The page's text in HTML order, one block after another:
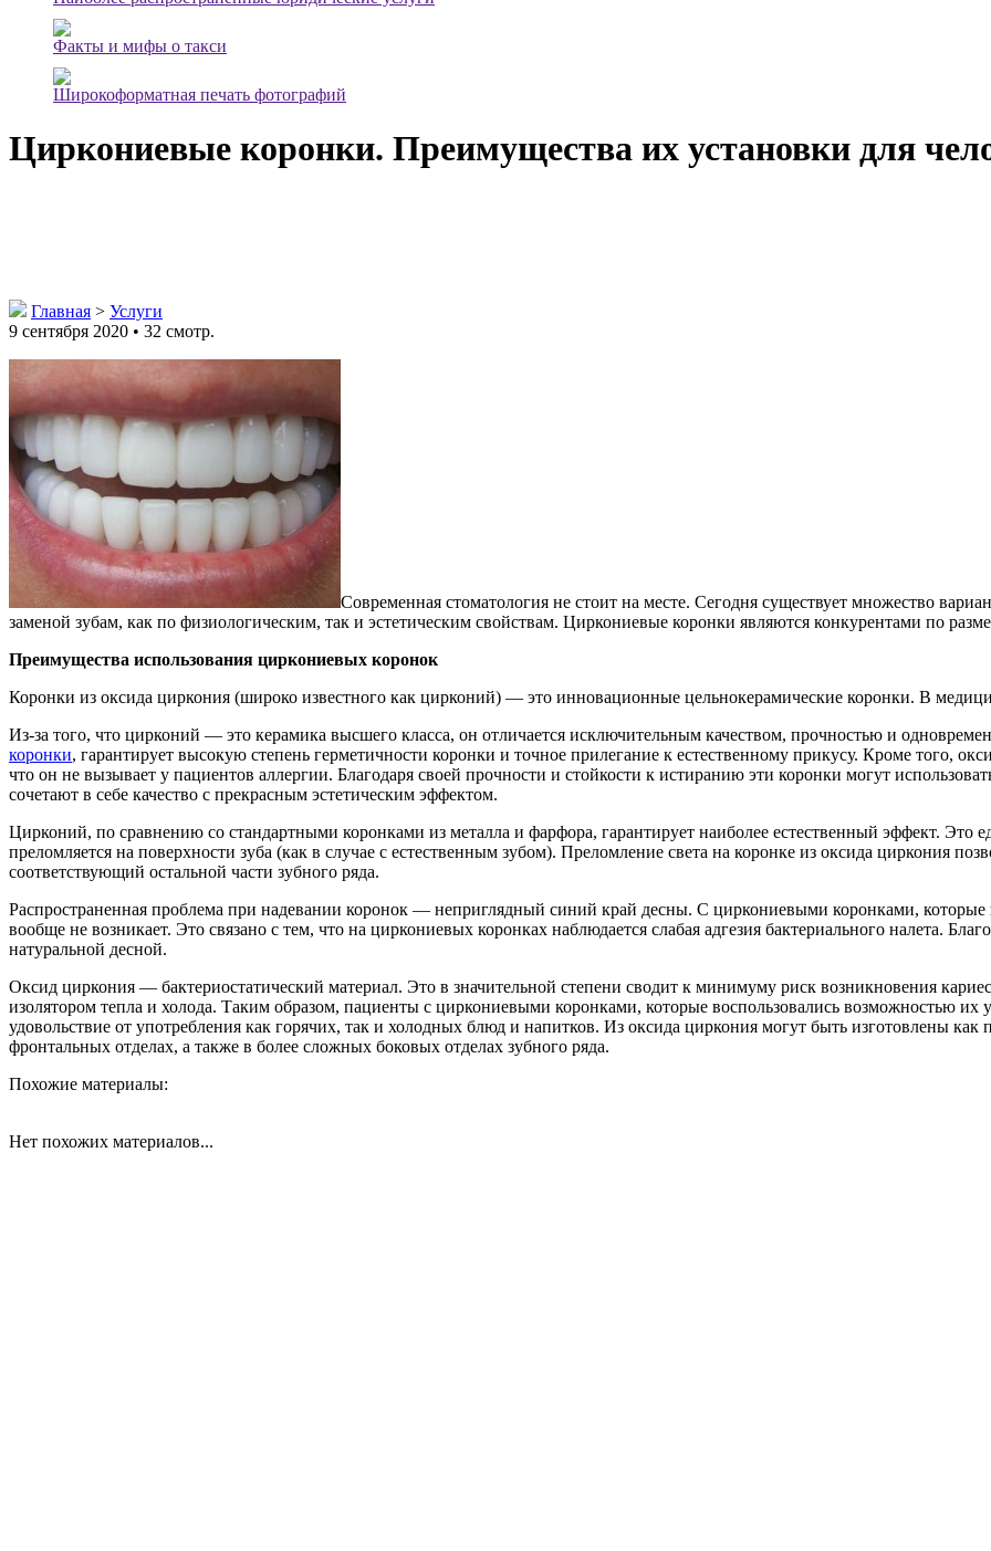
Факты и мифы о такси
Широкоформатная печать фотографий
Циркониевые коронки. Преимущества их установки для
Главная > Услуги
9 сентября 2020 • 32 смотр.
Современная стоматология не стоит на месте. Сегодня существует множество
заменой зубам, как по физиологическим, так и эстетическим свойствам. Циркониевые коронки являются конкурентами по
Преимущества использования циркониевых коронок
Коронки из оксида циркония (широко известного как цирконий) — это инновационные цельнокерамические коронки. В
Из-за того, что цирконий — это керамика высшего класса, он отличается исключительным качеством, прочностью и
коронки, гарантирует высокую степень герметичности коронки и точное прилегание к естественному прикусу. Кроме того,
что он не вызывает у пациентов аллергии. Благодаря своей прочности и стойкости к истиранию эти коронки могут
сочетают в себе качество с прекрасным эстетическим эффектом.
Цирконий, по сравнению со стандартными коронками из металла и фарфора, гарантирует наиболее естественный эффект. Это
преломляется на поверхности зуба (как в случае с естественным зубом). Преломление света на коронке из оксида циркония
соответствующий остальной части зубного ряда.
Распространенная проблема при надевании коронок — неприглядный синий край десны. С циркониевыми коронками, которые
вообще не возникает. Это связано с тем, что на циркониевых коронках наблюдается слабая адгезия бактериального налета.
натуральной десной.
Оксид циркония — бактериостатический материал. Это в значительной степени сводит к минимуму риск возникновения
изолятором тепла и холода. Таким образом, пациенты с циркониевыми коронками, которые воспользовались возможностью их
удовольствие от употребления как горячих, так и холодных блюд и напитков. Из оксида циркония могут быть изготовлены
фронтальных отделах, а также в более сложных боковых отделах зубного ряда.
Похожие материалы:
Нет похожих материалов...